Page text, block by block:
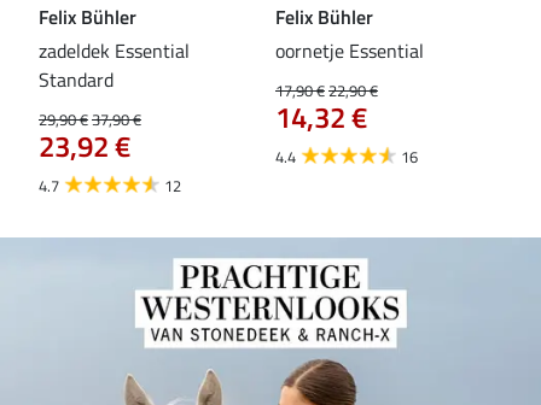
Felix Bühler
zadeldek Essential
Standard
29,90 €37,90 €
23,92 €
4.7 12
Felix Bühler
oornetje Essential
17,90 €22,90 €
14,32 €
4.4 16